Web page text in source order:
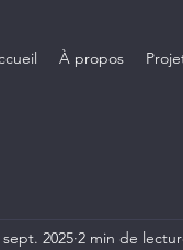
À propos
sept. 2025 2 min de